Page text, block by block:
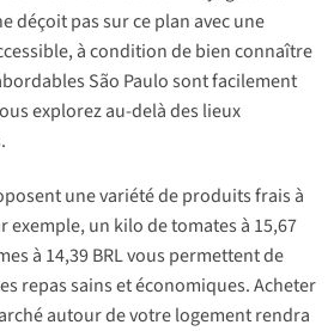
déçoit pas sur ce plan avec une
à condition de bien connaître
São Paulo sont facilement
explorez au-delà des lieux
une variété de produits frais à
exemple, un kilo de tomates à 15,67
à 14,39 BRL vous permettent de
repas sains et économiques. Acheter
autour de votre logement rendra